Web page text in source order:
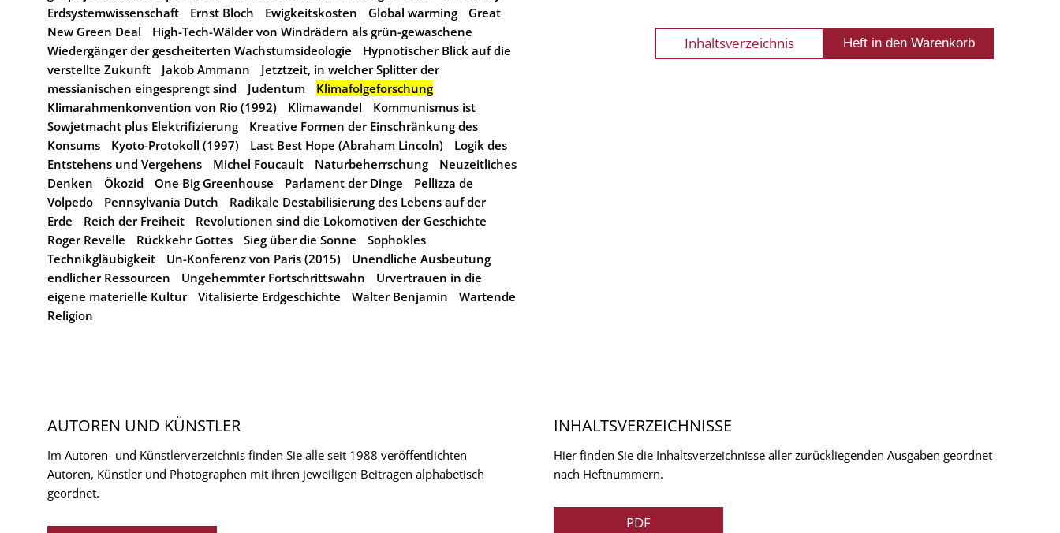
Erdsystemwissenschaft
Ernst Bloch Ewigkeitskosten Global warming
Great
New Green Deal
High-Tech-Wälder von Windrädern als grün-gewaschene
Wiedergänger der gescheiterten Wachstumsideologie
Hypnotischer Blick auf die
verstellte Zukunft
Jakob Ammann
Jetztzeit, in welcher Splitter der
messianischen eingesprengt sind
Judentum
Klimafolgeforschung
Klimarahmenkonvention von Rio (1992)
Klimawandel
Kommunismus ist
Sowjetmacht plus Elektrifizierung
Kreative Formen der Einschränkung des
Konsums
Kyoto-Protokoll (1997) Last Best Hope (Abraham Lincoln)
Logik des
Entstehens und Vergehens
Michel Foucault Naturbeherrschung
Neuzeitliches
Denken
Ökozid One Big Greenhouse Parlament der Dinge
Pellizza de
Volpedo
Pennsylvania Dutch
Radikale Destabilisierung des Lebens auf der
Erde
Reich der Freiheit
Revolutionen sind die Lokomotiven der Geschichte
Roger Revelle
Rückkehr Gottes Sieg über die Sonne
Sophokles
Technikgläubigkeit
Un-Konferenz von Paris (2015)
Unendliche Ausbeutung
endlicher Ressourcen
Ungehemmter Fortschrittswahn
Urvertrauen in die
eigene materielle Kultur
Vitalisierte Erdgeschichte Walter Benjamin
Wartende
Religion
Inhaltsverzeichnis
AUTOREN UND KÜNSTLER
Im Autoren- und Künstlerverzeichnis finden Sie alle seit 1988 veröffentlichten
Autoren, Künstler und Photographen mit ihren jeweiligen Beitragen alphabetisch
geordnet.
INHALTSVERZEICHNISSE
Hier finden Sie die Inhaltsverzeichnisse aller zurückliegenden Ausgaben geordnet
nach Heftnummern.
PDF